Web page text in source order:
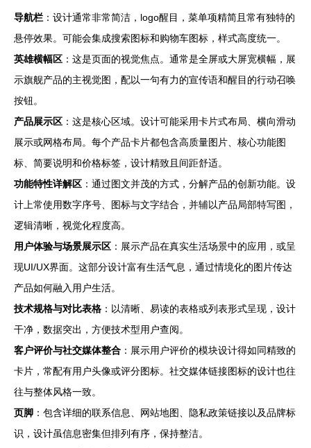
导航栏 ：设计通常非常简洁，logo醒目，菜单项精简且常有独特的
悬停效果。可能会集成搜索图标和购物车图标，样式高度统一。
英雄横幅区 ：这是页面的视觉焦点。通常是全屏或大屏宽横幅，展
示旗舰产品的主视觉图，配以一句有力的宣传语和醒目的行动召唤
按钮。
产品展示区 ：这是核心区域。设计可能采用卡片式布局、横向滑动
展示或网格布局。每个产品卡片都包含高质量图片、核心功能图
标、简要说明和价格标签，设计精致且间距舒适。
功能特性详解区 ：通过图文并茂的方式，分解产品的创新功能。设
计上常使用数字序号、图标与文字结合，并辅以产品局部特写图，
逻辑清晰，视觉化程度高。
用户体验与场景展示区 ：展示产品在真实生活场景中的应用，或呈
现UI/UX界面。这部分设计富有生活气息，通过情境化的图片传达
产品如何融入用户生活。
技术规格与对比表格 ：以清晰、易读的表格或列表形式呈现，设计
干净，数据突出，方便技术型用户查阅。
客户评价与社交媒体整合 ：展示用户评价的模块设计得如同精致的
卡片，常配有用户头像或评分图标。社交媒体链接图标的设计也往
往与整体风格一致。
页脚 ：包含详细的联系信息、网站地图、隐私政策链接以及品牌标
识，设计虽信息密集但排列有序，保持整洁。